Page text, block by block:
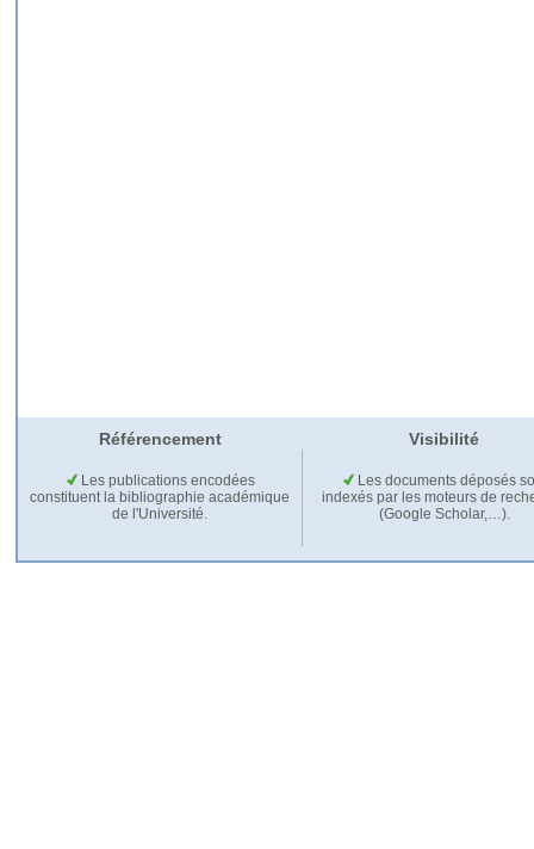
Référencement Visibilité
Les publications encodées
constituent la bibliographie académique
de l'Université.
Les documents déposés
indexés par les moteurs de
(Google Scholar,…).